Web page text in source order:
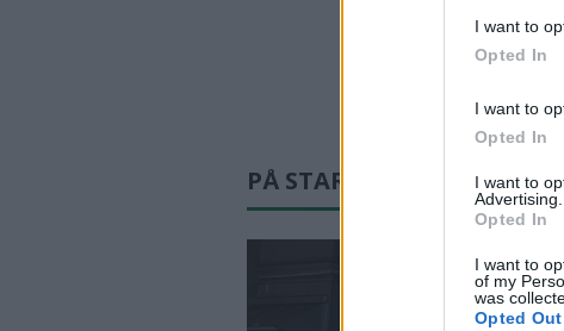
I want to
Opted In
I want to
Opted In
I want to
Advertising.
Opted In
I want to
of my
was
Opted Out
PÅ STARTSIDAN JUST NU